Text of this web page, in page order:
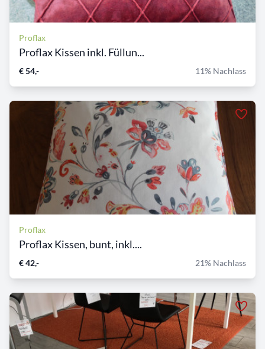
Proflax
Proflax Kissen inkl. Füllun...
€ 54,- 11% Nachlass
Proflax
Proflax Kissen, bunt, inkl....
€ 42,- 21% Nachlass